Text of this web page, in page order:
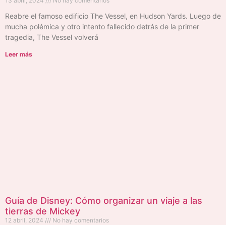
Reabre el famoso edificio The Vessel, en Hudson Yards. Luego de
mucha polémica y otro intento fallecido detrás de la primer
tragedia, The Vessel volverá
Leer más
Guía de Disney: Cómo organizar un viaje a las
tierras de Mickey
12 abril, 2024 No hay comentarios